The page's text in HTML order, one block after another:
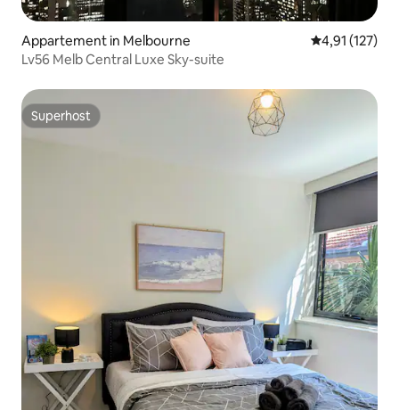
Appartement in Melbourne Gemiddelde
4,91 (127)
Lv56 Melb Central Luxe Sky-suite
Superhost
Superhost